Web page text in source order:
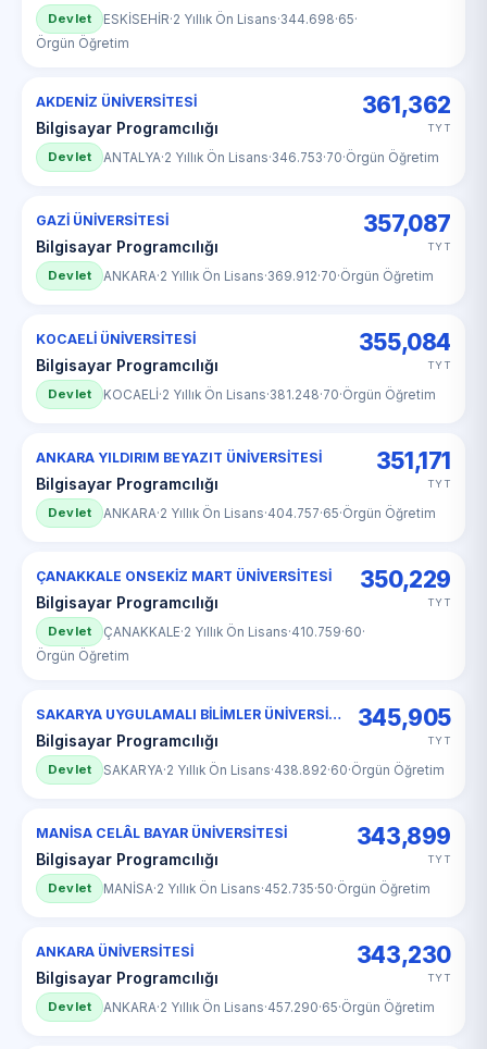
Devlet ESKİSEHİR·2 Yıllık Ön Lisans·344.698·65·
Örgün Öğretim
AKDENİZ ÜNİVERSİTESİ
Bilgisayar Programcılığı
361,362
TYT
Devlet ANTALYA·2 Yıllık Ön Lisans·346.753·70·Örgün Öğretim
GAZİ ÜNİVERSİTESİ
Bilgisayar Programcılığı
357,087
TYT
Devlet ANKARA·2 Yıllık Ön Lisans·369.912·70·Örgün Öğretim
KOCAELİ ÜNİVERSİTESİ
Bilgisayar Programcılığı
355,084
TYT
Devlet KOCAELİ·2 Yıllık Ön Lisans·381.248·70·Örgün Öğretim
ANKARA YILDIRIM BEYAZIT ÜNİVERSİTESİ
Bilgisayar Programcılığı
351,171
TYT
Devlet ANKARA·2 Yıllık Ön Lisans·404.757·65·Örgün Öğretim
ÇANAKKALE ONSEKİZ MART ÜNİVERSİTESİ
Bilgisayar Programcılığı
350,229
TYT
Devlet ÇANAKKALE·2 Yıllık Ön Lisans·410.759·60·
Örgün Öğretim
SAKARYA UYGULAMALI BİLİMLER ÜNİVERSİTESİ
Bilgisayar Programcılığı
345,905
TYT
Devlet SAKARYA·2 Yıllık Ön Lisans·438.892·60·Örgün Öğretim
MANİSA CELÂL BAYAR ÜNİVERSİTESİ
Bilgisayar Programcılığı
343,899
TYT
Devlet MANİSA·2 Yıllık Ön Lisans·452.735·50·Örgün Öğretim
ANKARA ÜNİVERSİTESİ
Bilgisayar Programcılığı
343,230
TYT
Devlet ANKARA·2 Yıllık Ön Lisans·457.290·65·Örgün Öğretim